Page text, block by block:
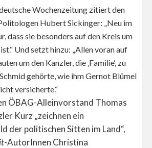
Wochenzeitung zitiert den
Hubert Sickinger: „Neu im
dass sie besonders auf den Kreis um
Und setzt hinzu: „Allen voran auf
um den Kanzler, die ‚Familie‘, zu
gehörte, wie ihm Gernot Blümel
versicherte.“
ÖBAG-Alleinvorstand Thomas
Kurz „zeichnen ein
der politischen Sitten im Land“,
-AutorInnen Christina